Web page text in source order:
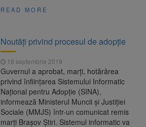
READ MORE
Noutăți privind procesul de adopție
18 septembrie 2019
Guvernul a aprobat, marţi, hotărârea
privind înfiinţarea Sistemului Informatic
Naţional pentru Adopţie (SINA),
informează Ministerul Muncii şi Justiţiei
Sociale (MMJS) într-un comunicat remis
marţi Brașov Știri. Sistemul informatic va